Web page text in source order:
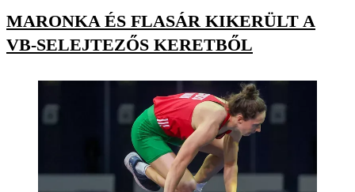
MARONKA ÉS FLASÁR KIKERÜLT A
VB-SELEJTEZŐS KERETBŐL